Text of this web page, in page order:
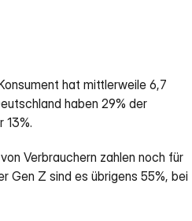
hat mittlerweile 6,7
haben 29% der
13%.
Verbrauchern zahlen noch für
Gen Z sind es übrigens 55%, bei